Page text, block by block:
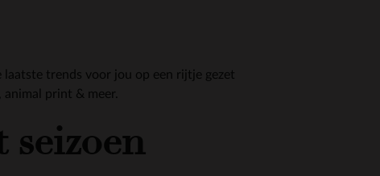
trends voor jou op een rijtje gezet
print & meer.